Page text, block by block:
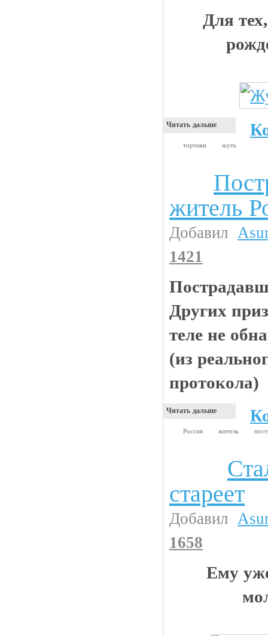
Для
Читать дальше
тортики жуть
житель
Добавил
1421
Других
теле не
(из
протокола)
Читать дальше
Россия житель
стареет
Добавил
1658
Ему